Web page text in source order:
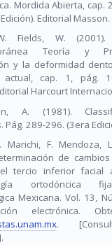
Mordida Abierta, cap.
Editorial Masson.
Fields, W. (2001).
Teoría y
y la deformidad
actual, cap. 1, pág.
Harcourt
A. (1981).
289-296. (3era
Marichi, F. Mendoza,
de
tercio inferior facial
ortodóncica
Mexicana. Vol. 13,
electrónica.
.